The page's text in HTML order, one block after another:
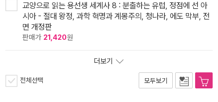
교양으로 읽는 용선생 세계사 8 : 분출하는 유럽, 정점에 선 아
시아 - 절대 왕정, 과학 혁명과 계몽주의, 청나라, 에도 막부, 전
면 개정판
판매가 21,420원
더보기
전체선택 모두보기